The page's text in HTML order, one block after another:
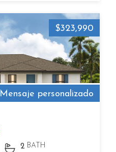
Mensaje personalizado
$323,990
2 BATH